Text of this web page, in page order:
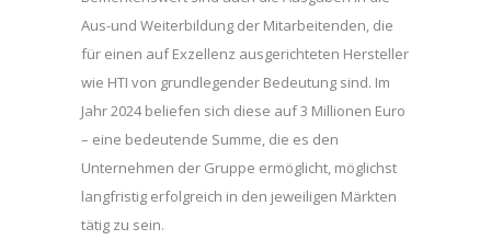
Aus-und Weiterbildung der Mitarbeitenden, die
für einen auf Exzellenz ausgerichteten Hersteller
wie HTI von grundlegender Bedeutung sind. Im
Jahr 2024 beliefen sich diese auf 3 Millionen Euro
– eine bedeutende Summe, die es den
Unternehmen der Gruppe ermöglicht, möglichst
langfristig erfolgreich in den jeweiligen Märkten
tätig zu sein.